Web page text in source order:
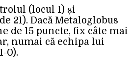
(locul 1) și
21). Dacă Metaloglobus
de 15 puncte, fix câte mai
numai că echipa lui
0).